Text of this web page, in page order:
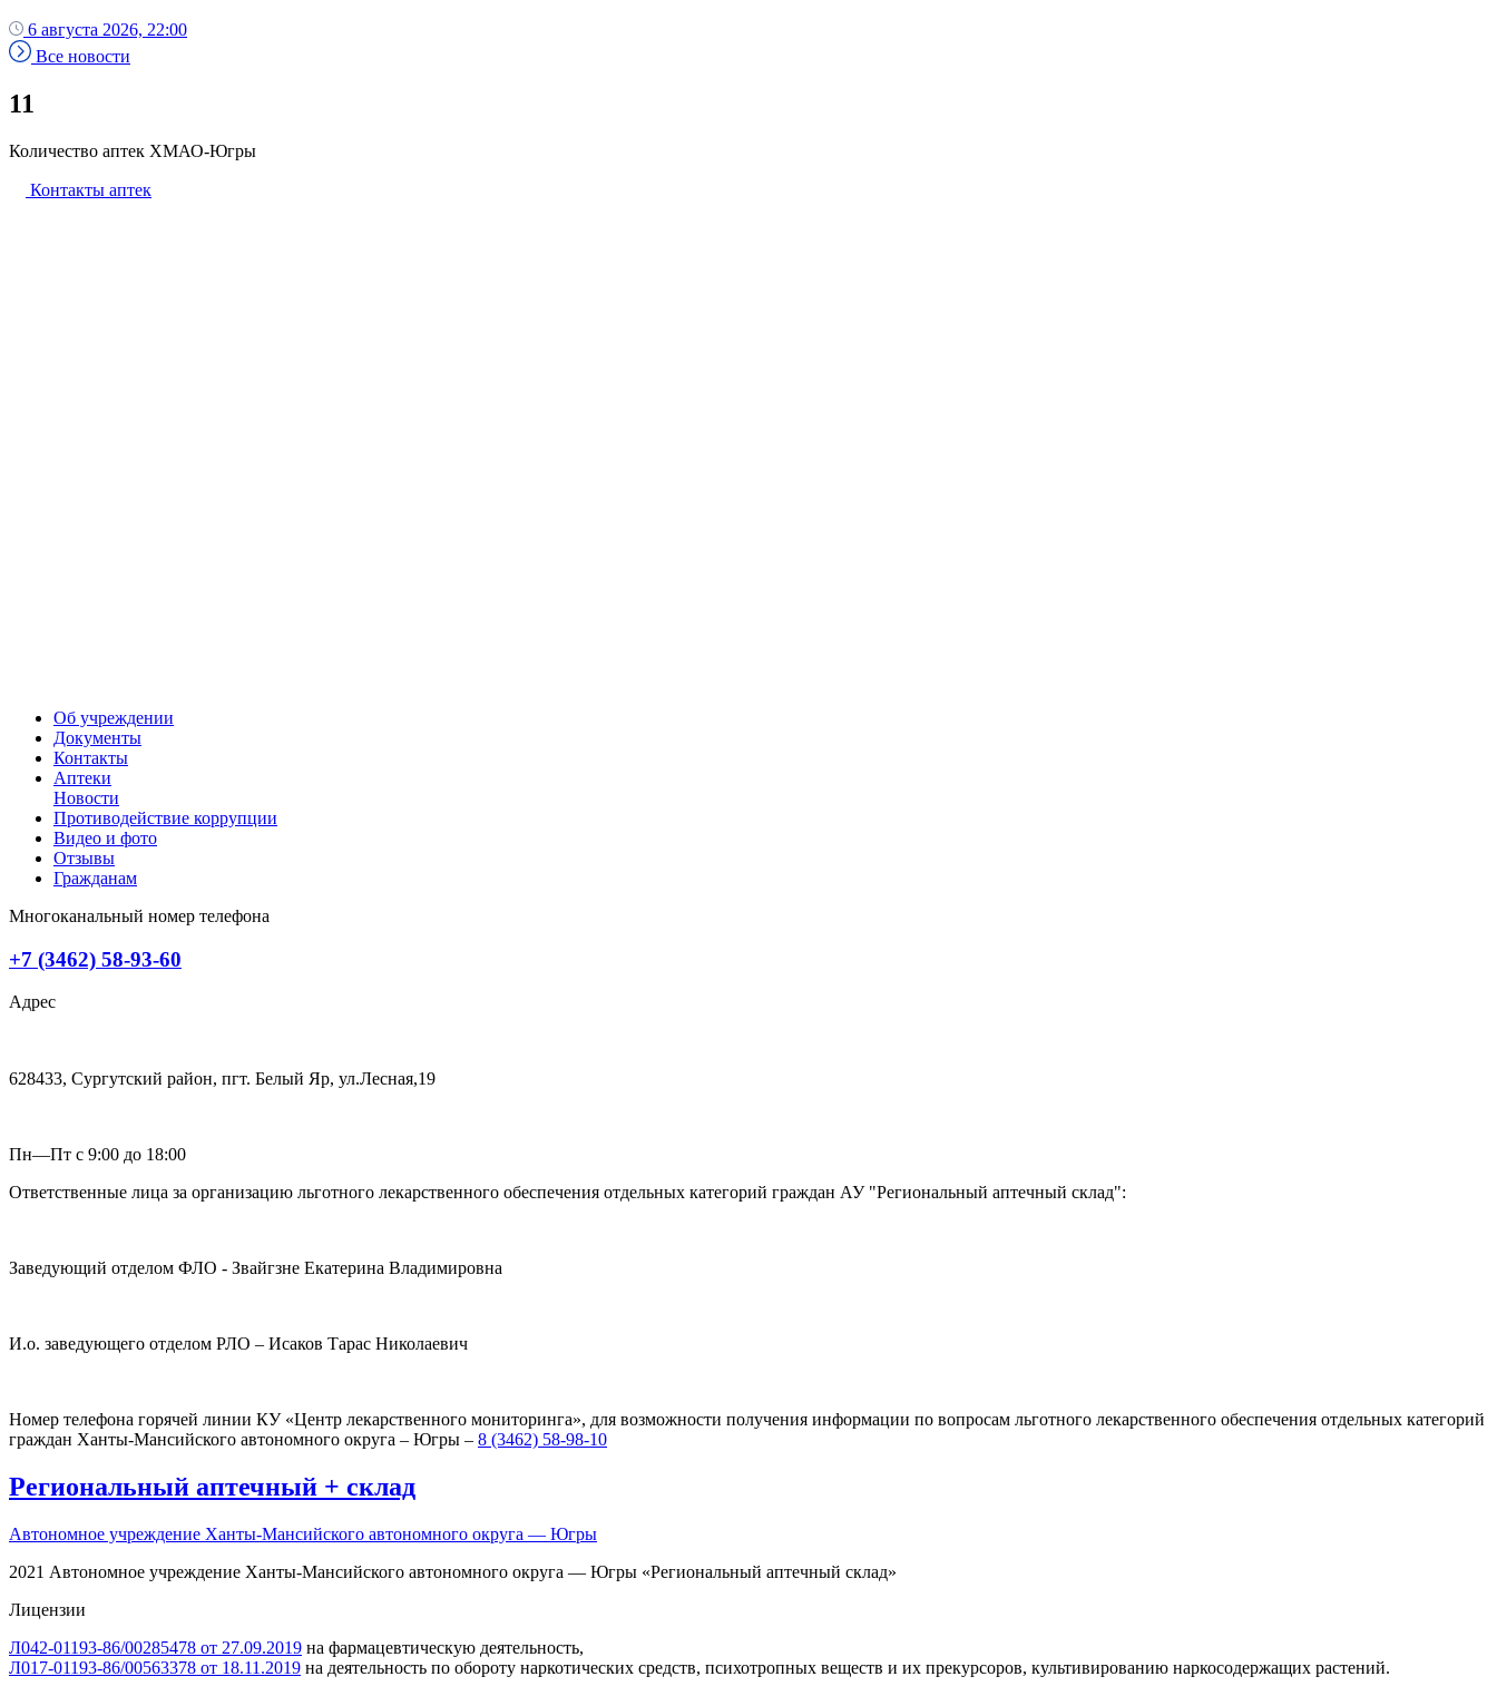
6 августа 2026, 22:00
Все новости
11
Количество аптек ХМАО-Югры
Контакты аптек
Об учреждении
Документы
Контакты
Аптеки
Новости
Противодействие коррупции
Видео и фото
Отзывы
Гражданам
Многоканальный номер телефона
+7 (3462) 58-93-60
Адрес
628433, Сургутский район, пгт. Белый Яр, ул.Лесная,19
Пн—Пт с 9:00 до 18:00
Ответственные лица за организацию льготного лекарственного обеспечения отдельных категорий граждан АУ "Региональный аптечный склад":
Заведующий отделом ФЛО - Звайгзне Екатерина Владимировна
И.о. заведующего отделом РЛО – Исаков Тарас Николаевич
Номер телефона горячей линии КУ «Центр лекарственного мониторинга», для возможности получения информации по вопросам льготного лекарственного обеспечения отдельных категорий
граждан Ханты-Мансийского автономного округа – Югры – 8 (3462) 58-98-10
Региональный аптечный + склад
Автономное учреждение Ханты-Мансийского автономного округа — Югры
2021 Автономное учреждение Ханты-Мансийского автономного округа — Югры «Региональный аптечный склад»
Лицензии
Л042-01193-86/00285478 от 27.09.2019 на фармацевтическую деятельность,
Л017-01193-86/00563378 от 18.11.2019 на деятельность по обороту наркотических средств, психотропных веществ и их прекурсоров, культивированию наркосодержащих растений.